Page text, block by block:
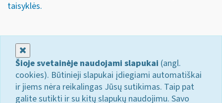
taisyklės.
Šioje svetainėje naudojami slapukai (angl.
cookies). Būtinieji slapukai įdiegiami automatiškai
ir jiems nėra reikalingas Jūsų sutikimas. Taip pat
galite sutikti ir su kitų slapukų naudojimu. Savo